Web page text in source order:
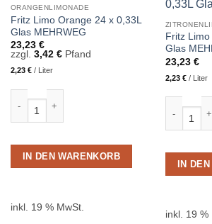
ORANGENLIMONADE
Fritz Limo Orange 24 x 0,33L
Glas MEHRWEG
23,23 €
zzgl. 3,42 €Pfand
2,23 €/ Liter
Fritz Limo Orange 24 x 0,33L Glas MEHRWEG
IN DEN WARENKORB
inkl. 19 % MwSt.
Fritz
Glas
23,23 €
2,23 €/ Liter
IN
inkl. 19 %